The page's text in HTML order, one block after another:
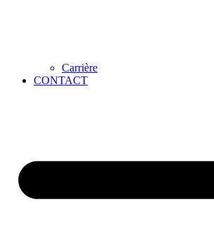
Carrière
CONTACT